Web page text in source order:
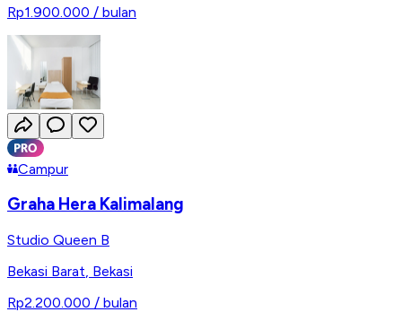
Rp1.900.000 / bulan
Campur
Graha Hera Kalimalang
Studio Queen B
Bekasi Barat, Bekasi
Rp2.200.000 / bulan